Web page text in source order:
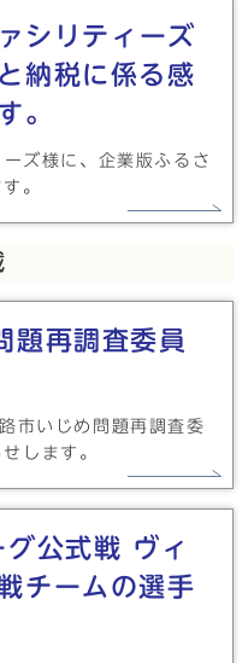
シリティーズ
納税に係る感
。
ズ様に、企業版ふるさ
。
題再調査委員
市いじめ問題再調査委
します。
公式戦 ヴィ
チームの選手